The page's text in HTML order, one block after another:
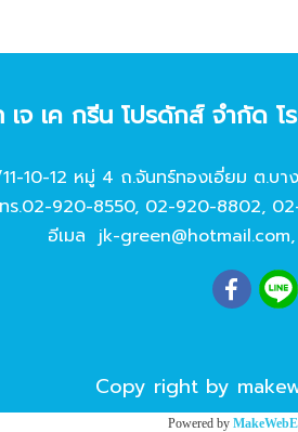
เจ เค กรีน โปรดักส์ จํากัด
10-12 หมู่ 4 ถ.จันทร์ทองเอี่ยม ต.บา
ร.02-920-8550, 02-920-8802,
อีเมล jk-green@hotmail.com,
Copy right by
Powered by